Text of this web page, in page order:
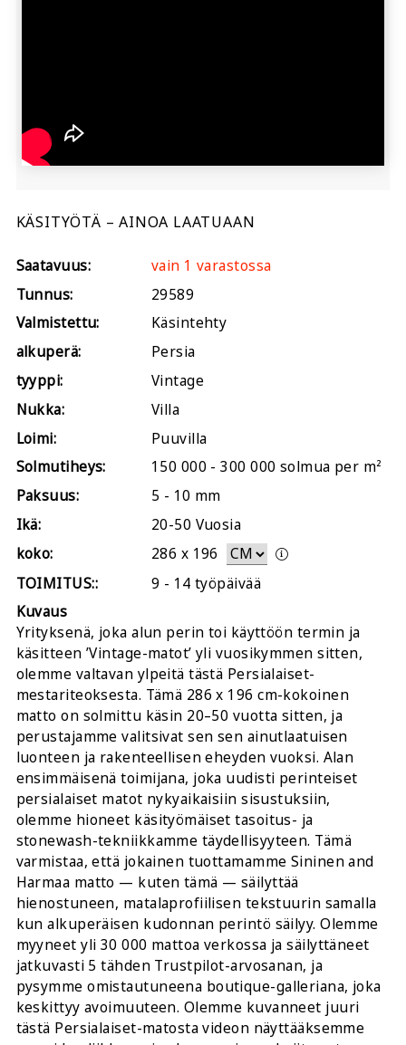
KÄSITYÖTÄ – AINOA LAATUAAN
Saatavuus:
vain 1 varastossa
Tunnus:
29589
Valmistettu:
Käsintehty
alkuperä:
Persia
tyyppi:
Vintage
Nukka:
Villa
Loimi:
Puuvilla
Solmutiheys:
150 000 - 300 000 solmua per m²
Paksuus:
5 - 10 mm
Ikä:
20-50 Vuosia
koko:
286 x 196
TOIMITUS::
9 - 14 työpäivää
Kuvaus
Yrityksenä, joka alun perin toi käyttöön termin ja
käsitteen ’Vintage-matot’ yli vuosikymmen sitten,
olemme valtavan ylpeitä tästä Persialaiset-
mestariteoksesta. Tämä 286 x 196 cm-kokoinen
matto on solmittu käsin 20–50 vuotta sitten, ja
perustajamme valitsivat sen sen ainutlaatuisen
luonteen ja rakenteellisen eheyden vuoksi. Alan
ensimmäisenä toimijana, joka uudisti perinteiset
persialaiset matot nykyaikaisiin sisustuksiin,
olemme hioneet käsityömäiset tasoitus- ja
stonewash-tekniikkamme täydellisyyteen. Tämä
varmistaa, että jokainen tuottamamme Sininen and
Harmaa matto — kuten tämä — säilyttää
hienostuneen, matalaprofiilisen tekstuurin samalla
kun alkuperäisen kudonnan perintö säilyy. Olemme
myyneet yli 30 000 mattoa verkossa ja säilyttäneet
jatkuvasti 5 tähden Trustpilot-arvosanan, ja
pysymme omistautuneena boutique-galleriana, joka
keskittyy avoimuuteen. Olemme kuvanneet juuri
tästä Persialaiset-matosta videon näyttääksemme